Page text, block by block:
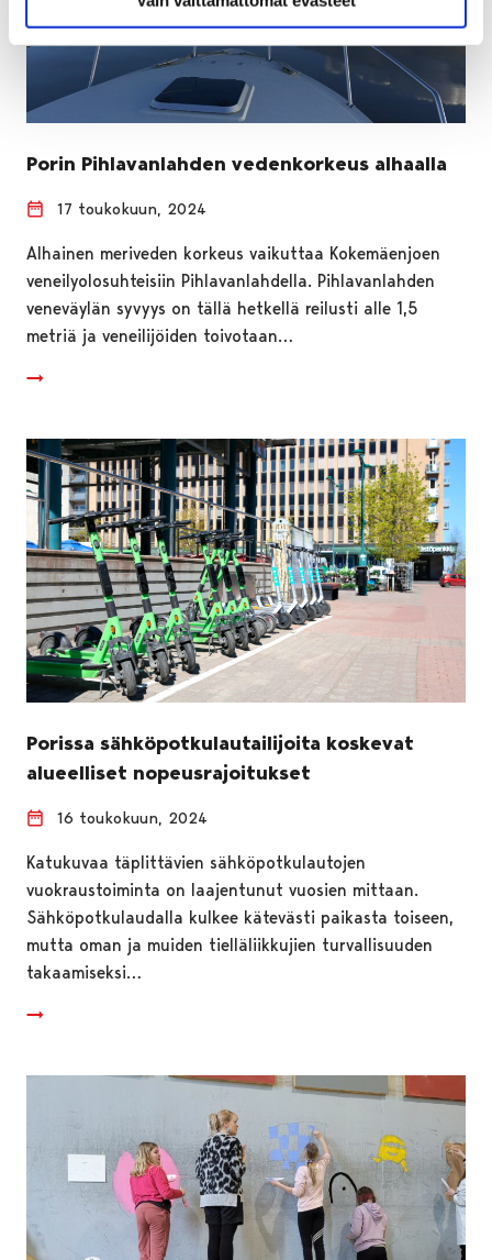
Porin Pihlavanlahden vedenkorkeus alhaalla
17 toukokuun, 2024
Alhainen meriveden korkeus vaikuttaa Kokemäenjoen
veneilyolosuhteisiin Pihlavanlahdella. Pihlavanlahden
veneväylän syvyys on tällä hetkellä reilusti alle 1,5
metriä ja veneilijöiden toivotaan…
Porissa sähköpotkulautailijoita koskevat
alueelliset nopeusrajoitukset
16 toukokuun, 2024
Katukuvaa täplittävien sähköpotkulautojen
vuokraustoiminta on laajentunut vuosien mittaan.
Sähköpotkulaudalla kulkee kätevästi paikasta toiseen,
mutta oman ja muiden tielläliikkujien turvallisuuden
takaamiseksi…